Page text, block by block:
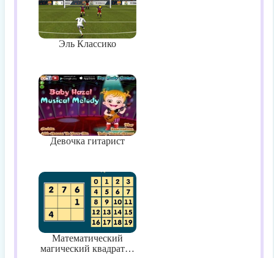
Эль Классико
Девочка гитарист
Математический
магический квадрат…